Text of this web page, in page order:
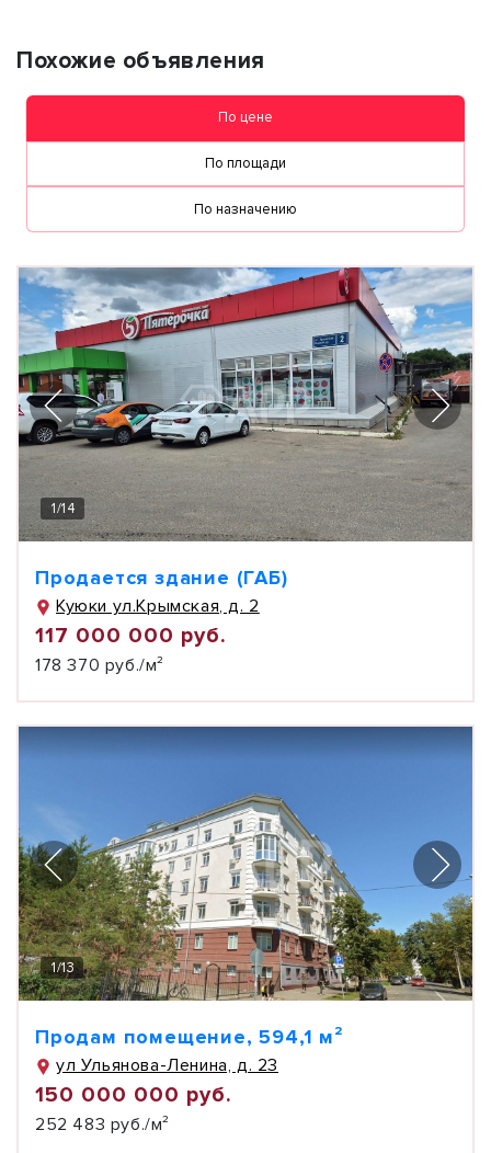
Похожие объявления
По цене
По площади
По назначению
1/14
Продается здание (ГАБ)
Куюки ул.Крымская, д. 2
117 000 000 руб.
178 370 руб./м²
1/13
Продам помещение, 594,1 м²
ул Ульянова-Ленина, д. 23
150 000 000 руб.
252 483 руб./м²